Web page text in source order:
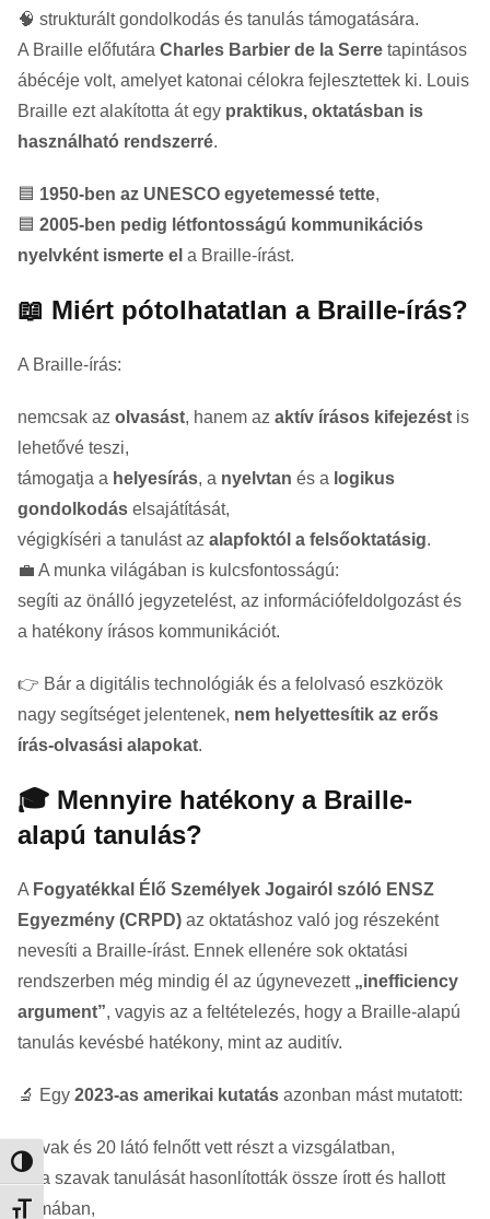
Nagy kontraszt váltása
Betűméret váltása
🧠 strukturált gondolkodás és tanulás támogatására.
A Braille előfutára Charles Barbier de la Serre tapintásos
ábécéje volt, amelyet katonai célokra fejlesztettek ki. Louis
Braille ezt alakította át egy praktikus, oktatásban is
használható rendszerré.
🟦 1950-ben az UNESCO egyetemessé tette,
🟦 2005-ben pedig létfontosságú kommunikációs
nyelvként ismerte el a Braille-írást.
📖 Miért pótolhatatlan a Braille-írás?
A Braille-írás:
nemcsak az olvasást, hanem az aktív írásos kifejezést is
lehetővé teszi,
támogatja a helyesírás, a nyelvtan és a logikus
gondolkodás elsajátítását,
végigkíséri a tanulást az alapfoktól a felsőoktatásig.
💼 A munka világában is kulcsfontosságú:
segíti az önálló jegyzetelést, az információfeldolgozást és
a hatékony írásos kommunikációt.
👉 Bár a digitális technológiák és a felolvasó eszközök
nagy segítséget jelentenek, nem helyettesítik az erős
írás-olvasási alapokat.
🎓 Mennyire hatékony a Braille-
alapú tanulás?
A Fogyatékkal Élő Személyek Jogairól szóló ENSZ
Egyezmény (CRPD) az oktatáshoz való jog részeként
nevesíti a Braille-írást. Ennek ellenére sok oktatási
rendszerben még mindig él az úgynevezett „inefficiency
argument”, vagyis az a feltételezés, hogy a Braille-alapú
tanulás kevésbé hatékony, mint az auditív.
🔬 Egy 2023-as amerikai kutatás azonban mást mutatott:
23 vak és 20 látó felnőtt vett részt a vizsgálatban,
ritka szavak tanulását hasonlították össze írott és hallott
formában,